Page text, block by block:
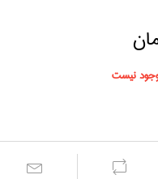
نیست